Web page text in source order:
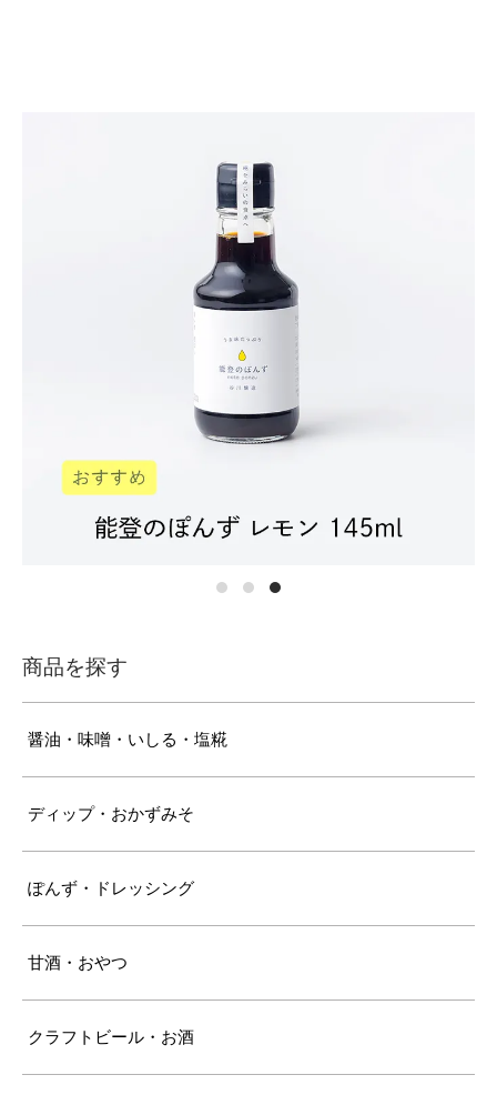
商品を探す
醤油・味噌・いしる・塩糀
ディップ・おかずみそ
ぽんず・ドレッシング
甘酒・おやつ
クラフトビール・お酒